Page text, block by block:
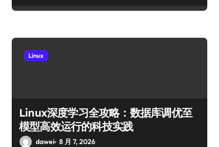
Linux
Linux深度学习全攻略：数据库调优至
模型高效运行的科技实践
dawei 8 月 7, 2026